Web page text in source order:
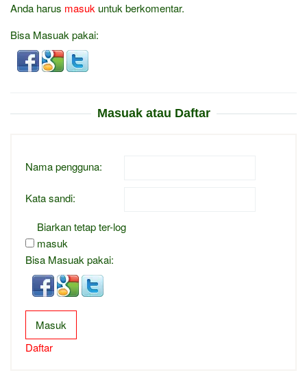
Anda harus masuk untuk berkomentar.
Bisa Masuak pakai:
Masuak atau Daftar
Nama pengguna:
Kata sandi:
Biarkan tetap ter-log
masuk
Bisa Masuak pakai:
Masuk
Daftar